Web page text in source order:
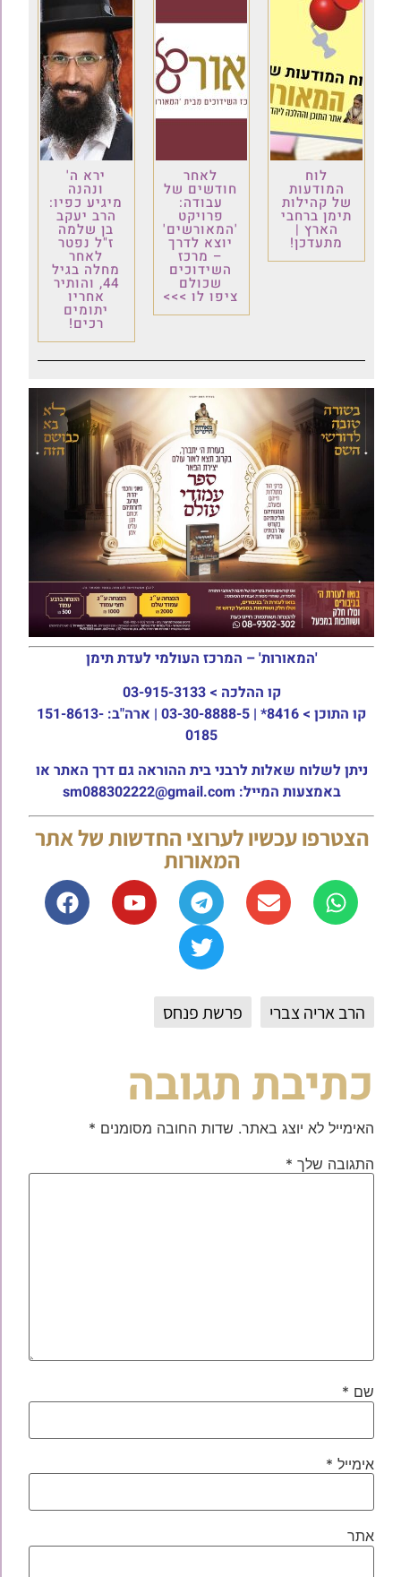
לוח
המודעות
של קהילות
תימן ברחבי
הארץ |
מתעדכן!
לאחר
חודשים של
עבודה:
פרויקט
'המאורשים'
יוצא לדרך
– מרכז
השידוכים
שכולם
ציפו לו >>>
ירא ה'
ונהנה
מיגיע כפיו:
הרב יעקב
בן שלמה
ז"ל נפטר
לאחר
מחלה בגיל
44, והותיר
אחריו
יתומים
רכים!
'המאורות' – המרכז העולמי לעדת תימן
קו ההלכה > 03-915-3133
קו התוכן >
8416* | 03-30-8888-5 | ארה"ב: 151-8613-
0185
ניתן לשלוח שאלות לרבני בית ההוראה גם דרך האתר או
באמצעות המייל: sm088302222@gmail.com
הצטרפו עכשיו לערוצי החדשות של אתר
המאורות
הרב אריה צברי פרשת פנחס
כתיבת תגובה
האימייל לא יוצג באתר. שדות החובה מסומנים *
התגובה שלך *
שם *
אימייל *
אתר